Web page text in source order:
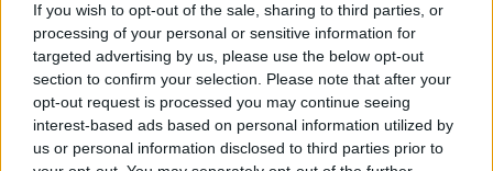
If you wish to opt-out of the sale, sharing to third parties, or
processing of your personal or sensitive information for
targeted advertising by us, please use the below opt-out
section to confirm your selection. Please note that after your
opt-out request is processed you may continue seeing
interest-based ads based on personal information utilized by
us or personal information disclosed to third parties prior to
Προπώληση: 25 ευρώ
Ταμείο: 30 ευρώ
Previous Article Next Article